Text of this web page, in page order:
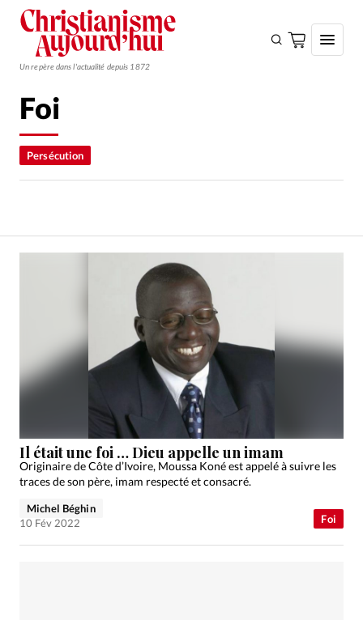
Un repère dans l'actualité depuis 1872
Monde
Eglises
Tous les articles
Édition: Internationale
Tous les articles
Actualité chrétienne
Actualité internationale
Chronique
Culture
Dossier
Eglises Foi Génération réveil
Opinions
Relations Aujourd'hui
Foi
Persécution
Foi
Il était une foi … Dieu appelle un imam
Originaire de Côte d’Ivoire, Moussa Koné est appelé à suivre les
traces de son père, imam respecté et consacré.
Michel Béghin
10 Fév 2022